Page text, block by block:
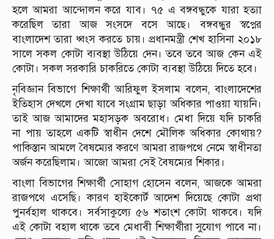
হলে আমরা আন্দোলন করে যাব। ৭৫ এ বঙ্গবন্ধুকে যারা হত্যা
করেছিল তারা আজ সংসদে বসে আছে। বঙ্গবন্ধুর স্বপ্নের
বাংলাদেশ তারা ধ্বংস করতে চায়। প্রধানমন্ত্রী শেখ হাসিনা ২০১৮
সালে সকল কোটা ব্যবস্থা উঠিয়ে দেন। তবে তবে আজ কেন এই
কোটা। সকল সরকারি চাকরিতে কোটা ব্যবস্থা উঠিয়ে দিতে হবে।
নৃবিজ্ঞান বিভাগে শিক্ষার্থী আরিফুল ইসলাম বলেন, বাংলাদেশের
ইতিহাস দেখলে দেখা যাবে সংগ্রাম ছাড়া অধিকার পাওয়া যায়নি।
তাই আজ আমাদের মহাসড়ক অবরোধ। মেধা দিয়ে যদি চাকরি
না পায় তাহলে একটি স্বাধীন দেশে মৌলিক অধিকার কোথায়?
পাকিস্তান আমলে বৈষম্যের করণে আমরা রাজপথে নেমে স্বাধীনতা
অর্জন করেছিলাম। আজো আমরা সেই বৈষম্যের শিকার।
বাংলা বিভাগের শিক্ষার্থী সোহাগ হোসেন বলেন, আজকে আমরা
রাজপথে এসেছি। কারণ হাইকোর্ট আদেশ দিয়েছে কোটা প্রথা
পুনর্বহাল থাকবে। সর্বসাকুল্যে ৫৬ শতাংশ কোটা থাকবে। যদি
এই কোটা বহাল থাকে তবে মেধাবী শিক্ষার্থীরা সুযোগ পাবে না।